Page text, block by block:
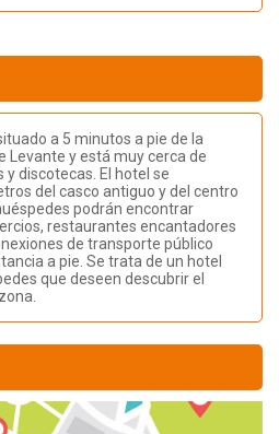
a 5 minutos a pie de la
Levante y está muy cerca de
discotecas. El hotel se
del casco antiguo y del centro
podrán encontrar
restaurantes encantadores
de transporte público
a pie. Se trata de un hotel
que deseen descubrir el